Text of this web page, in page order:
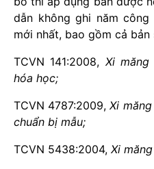
dẫn không ghi năm
mới nhất, bao gồm cả
TCVN 141:2008, Xi
hóa học;
TCVN 4787:2009,Xi
chuẩn bị mẫu;
TCVN 5438:2004, Xi